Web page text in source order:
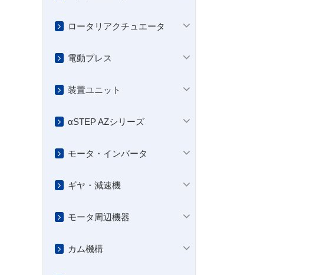
ロータリアクチュエータ
電動プレス
装置ユニット
αSTEP AZシリーズ
モータ・インバータ
ギヤ・減速機
モータ周辺機器
カム機構